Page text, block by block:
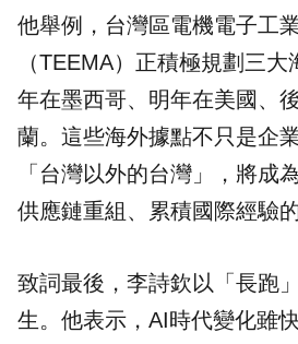
他舉例，台灣區電機電子工
（TEEMA）正積極規劃三
年在墨西哥、明年在美國、
蘭。這些海外據點不只是企
「台灣以外的台灣」，將成
供應鏈重組、累積國際經驗
致詞最後，李詩欽以「長跑
生。他表示，AI時代變化雖